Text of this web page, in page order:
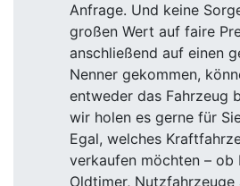
Anfrage. Und keine
großen Wert auf faire
anschließend auf einen
Nenner gekommen,
entweder das Fahrzeug
wir holen es gerne für
Egal, welches
verkaufen möchten – ob
Oldtimer,